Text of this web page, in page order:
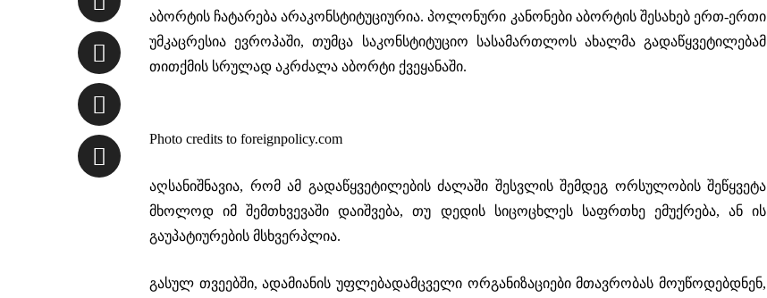
აბორტის ჩატარება არაკონსტიტუციურია. პოლონური კანონები აბორტის შესახებ ერთ-ერთი
უმკაცრესია ევროპაში, თუმცა საკონსტიტუციო სასამართლოს ახალმა გადაწყვეტილებამ
თითქმის სრულად აკრძალა აბორტი ქვეყანაში.
Photo credits to foreignpolicy.com
აღსანიშნავია, რომ ამ გადაწყვეტილების ძალაში შესვლის შემდეგ ორსულობის შეწყვეტა
მხოლოდ იმ შემთხვევაში დაიშვება, თუ დედის სიცოცხლეს საფრთხე ემუქრება, ან ის
გაუპატიურების მსხვერპლია.
გასულ თვეებში, ადამიანის უფლებადამცველი ორგანიზაციები მთავრობას მოუწოდებდნენ,